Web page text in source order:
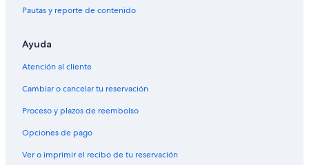
Alquiler de autos cerca de San Nicolás
Pautas y reporte de contenido
Ayuda
Atención al cliente
Cambiar o cancelar tu reservación
Proceso y plazos de reembolso
Opciones de pago
Ver o imprimir el recibo de tu reservación